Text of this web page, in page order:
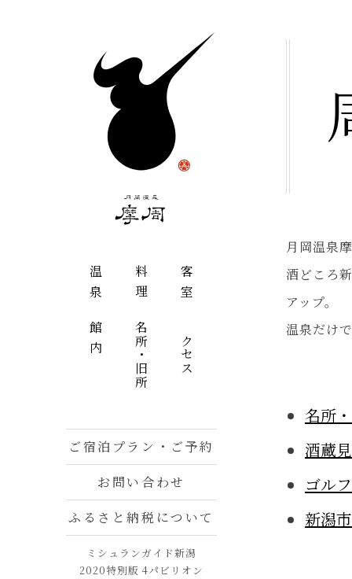
月岡温泉
酒どころ
アップ。
温泉だけ
名所
酒蔵
ゴル
新潟
温泉 料理
客室
館内
名所・旧所 アクセス
ご宿泊プラン・ご予約
お問い合わせ
ふるさと納税について
ミシュランガイド新潟
2020特別版 4パビリオン